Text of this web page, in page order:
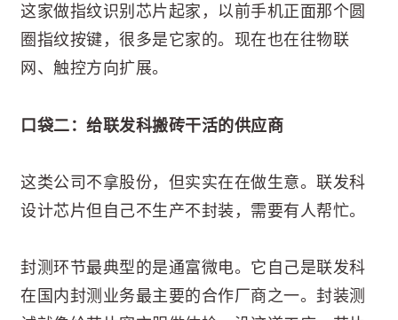
这家做指纹识别芯片起家，以前手机正面那个圆
圈指纹按键，很多是它家的。现在也在往物联
网、触控方向扩展。
口袋二：给联发科搬砖干活的供应商
这类公司不拿股份，但实实在在做生意。联发科
设计芯片但自己不生产不封装，需要有人帮忙。
封测环节最典型的是通富微电。它自己是联发科
在国内封测业务最主要的合作厂商之一。封装测